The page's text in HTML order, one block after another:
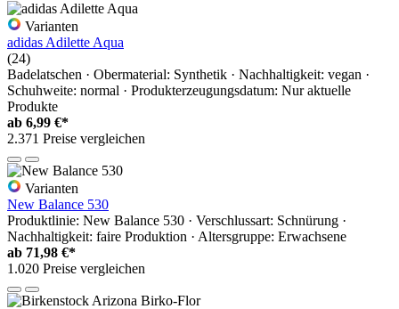
Varianten
adidas Adilette Aqua
(24)
Badelatschen · Obermaterial: Synthetik · Nachhaltigkeit: vegan ·
Schuhweite: normal · Produkterzeugungsdatum: Nur aktuelle
Produkte
ab 6,99 €*
2.371 Preise vergleichen
Varianten
New Balance 530
Produktlinie: New Balance 530 · Verschlussart: Schnürung ·
Nachhaltigkeit: faire Produktion · Altersgruppe: Erwachsene
ab 71,98 €*
1.020 Preise vergleichen